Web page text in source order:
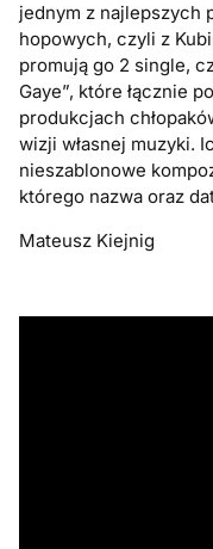
jednym z najlepszych
hopowych, czyli z
promują go 2 single,
Gaye”, które łącznie
produkcjach
wizji własnej muzyki.
nieszablonowe
którego nazwa oraz
Mateusz Kiejnig